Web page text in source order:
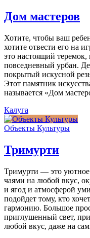
Дом мастеров
Хотите, чтобы ваш
хотите отвести его на
это настоящий
повседневный урбан.
покрытый искусной
Этот памятник
называется «Дом
Калуга
Объекты Культуры
Тримурти
Тримурти — это уютное
чаями на любой вкус,
и ягод и атмосферой
подойдет тому, кто
гармонию. Большое
приглушенный свет,
любой вкус, даже на